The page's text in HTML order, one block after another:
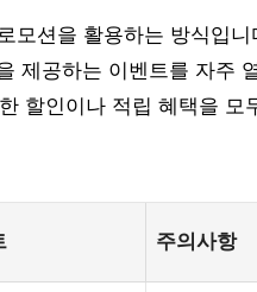
션을 활용하는 방식입니
공하는 이벤트를 자주
할인이나 적립 혜택을 모
주의사항